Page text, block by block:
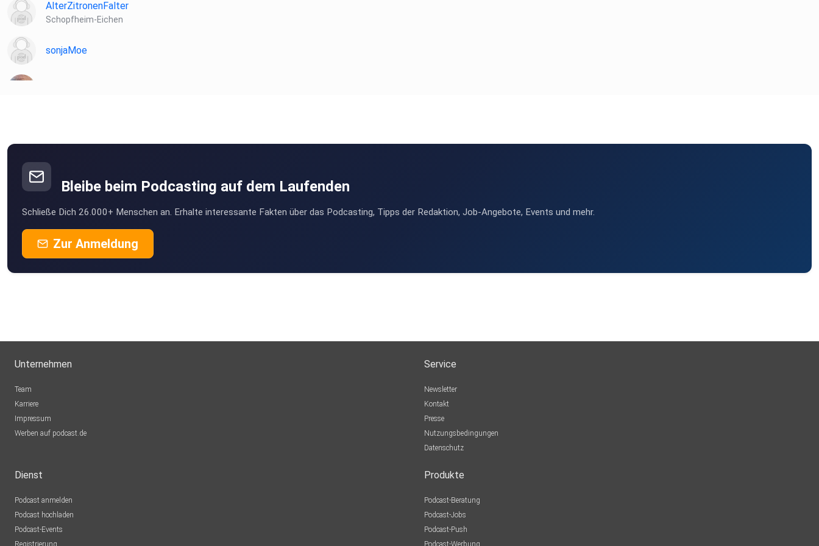
AlterZitronenFalter
Schopfheim-Eichen
sonjaMoe
KarlLiebling
Villach
KaKoenig
Erfurt
Puddingbrumsel
München
Willhelm44
akober14
dubai
Bleibe beim Podcasting auf dem Laufenden
Schließe Dich 26.000+ Menschen an. Erhalte interessante Fakten über das Podcasting, Tipps der Redaktion, Job-Angebote, Events und mehr.
Zur Anmeldung
Unternehmen
Team
Karriere
Impressum
Werben auf podcast.de
Service
Newsletter
Kontakt
Presse
Nutzungsbedingungen
Datenschutz
Dienst
Podcast anmelden
Podcast hochladen
Podcast-Events
Registrierung
Produkte
Podcast-Beratung
Podcast-Jobs
Podcast-Push
Podcast-Werbung